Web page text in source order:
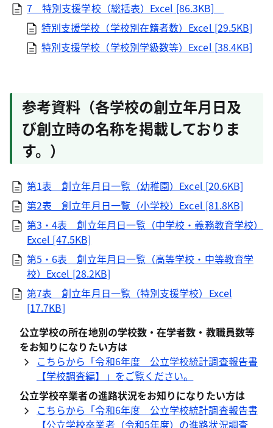
7 特別支援学校（総括表）Excel [86.3KB]
特別支援学校（学校別在籍者数）Excel [29.5KB]
特別支援学校（学校別学級数等）Excel [38.4KB]
参考資料（各学校の創立年月日及
び創立時の名称を掲載しておりま
す。）
第1表 創立年月日一覧（幼稚園）Excel [20.6KB]
第2表 創立年月日一覧（小学校）Excel [81.8KB]
第3・4表 創立年月日一覧（中学校・義務教育学校）
Excel [47.5KB]
第5・6表 創立年月日一覧（高等学校・中等教育学
校）Excel [28.2KB]
第7表 創立年月日一覧（特別支援学校）Excel
[17.7KB]
公立学校の所在地別の学校数・在学者数・教職員数等
をお知りになりたい方は
こちらから「令和6年度 公立学校統計調査報告書
【学校調査編】」をご覧ください。
公立学校卒業者の進路状況をお知りになりたい方は
こちらから「令和6年度 公立学校統計調査報告書
【公立学校卒業者（令和5年度）の進路状況調査